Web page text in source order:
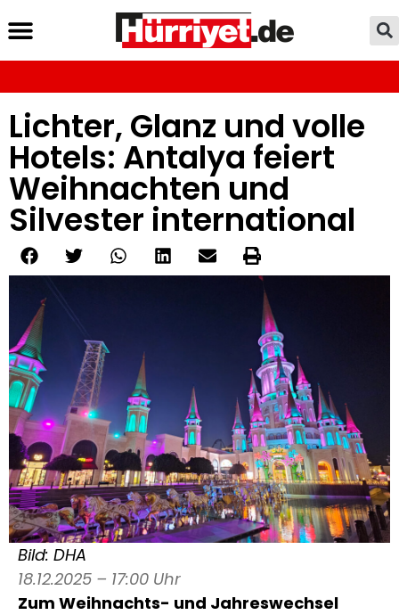
Lichter, Glanz und volle
Hotels: Antalya feiert
Weihnachten und
Silvester international
Bild: DHA
18.12.2025 – 17:00 Uhr
Zum Weihnachts- und Jahreswechsel